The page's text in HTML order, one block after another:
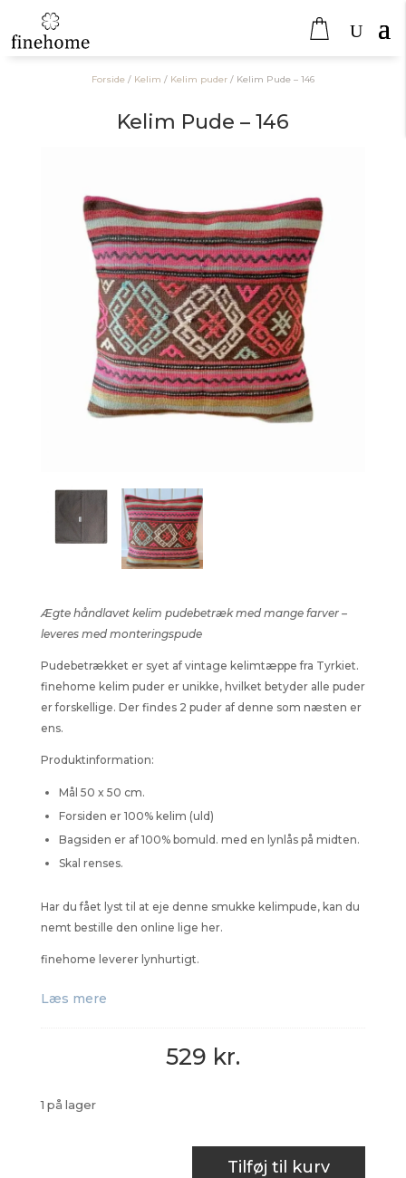
Forside/ Kelim / Kelim puder/ Kelim Pude – 146
Kelim Pude – 146
Ægte håndlavet kelim pudebetræk med mange farver –
leveres med monteringspude
Pudebetrækket er syet af vintage kelimtæppe fra Tyrkiet.
finehome kelim puder er unikke, hvilket betyder alle puder
er forskellige. Der findes 2 puder af denne som næsten er
ens.
Produktinformation:
Mål 50 x 50 cm.
Forsiden er 100% kelim (uld)
Bagsiden er af 100% bomuld. med en lynlås på midten.
Skal renses.
Har du fået lyst til at eje denne smukke kelimpude, kan du
nemt bestille den online lige her.
finehome leverer lynhurtigt.
Læs mere
529 kr.
1 på lager
Tilføj til kurv